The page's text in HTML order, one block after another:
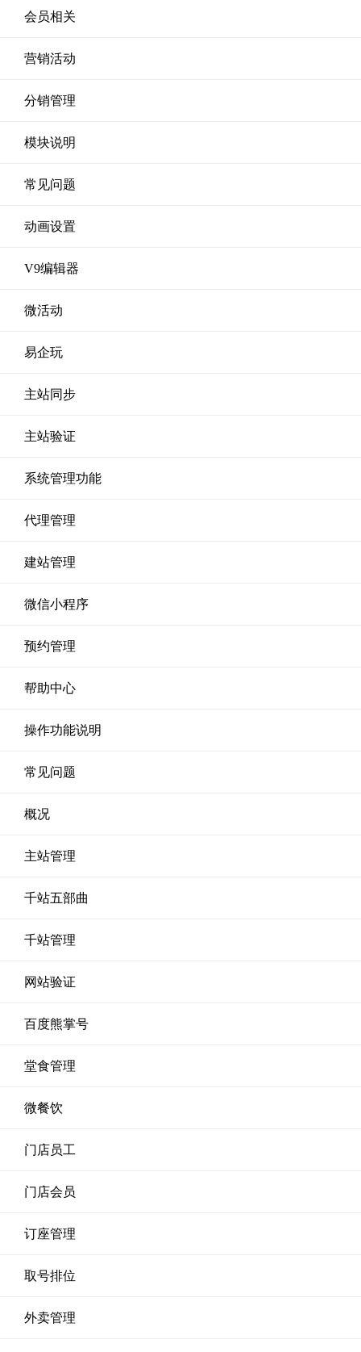
会员相关
营销活动
分销管理
模块说明
常见问题
动画设置
V9编辑器
微活动
易企玩
主站同步
主站验证
系统管理功能
代理管理
建站管理
微信小程序
预约管理
帮助中心
操作功能说明
常见问题
概况
主站管理
千站五部曲
千站管理
网站验证
百度熊掌号
堂食管理
微餐饮
门店员工
门店会员
订座管理
取号排位
外卖管理